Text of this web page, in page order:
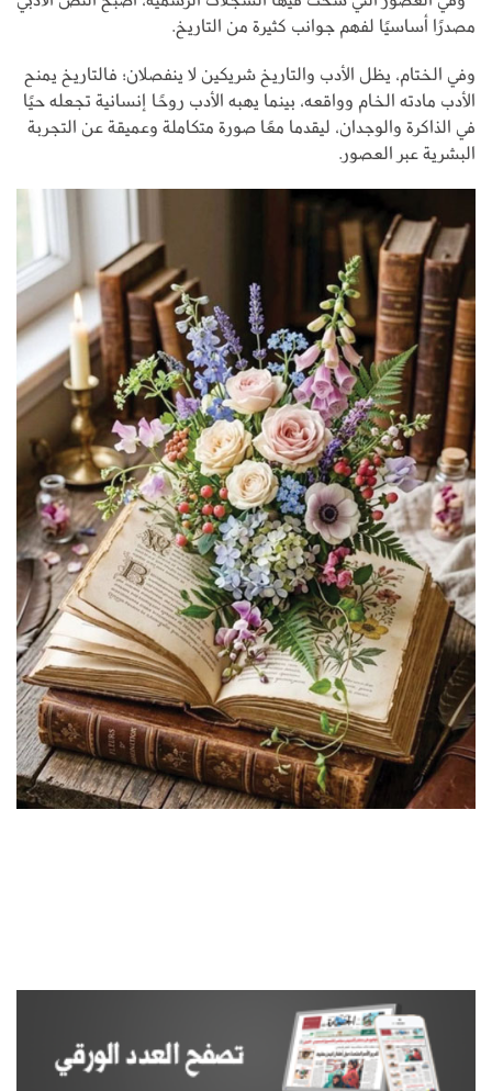
مصدرًا أساسيًا لفهم جوانب كثيرة من التاريخ.
وفي الختام، يظل الأدب والتاريخ شريكين لا ينفصلان؛ فالتاريخ يمنح
الأدب مادته الخام وواقعه، بينما يهبه الأدب روحًا إنسانية تجعله حيًا
في الذاكرة والوجدان، ليقدما معًا صورة متكاملة وعميقة عن التجربة
البشرية عبر العصور.